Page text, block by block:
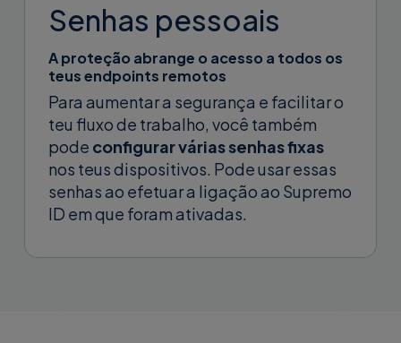
Senhas pessoais
A proteção abrange o acesso a todos os
teus endpoints remotos
Para aumentar a segurança e facilitar o
teu fluxo de trabalho, você também
pode configurar várias senhas fixas
nos teus dispositivos. Pode usar essas
senhas ao efetuar a ligação ao Supremo
ID em que foram ativadas.